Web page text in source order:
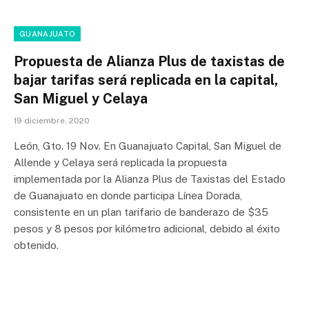
GUANAJUATO
Propuesta de Alianza Plus de taxistas de
bajar tarifas será replicada en la capital,
San Miguel y Celaya
19 diciembre, 2020
León, Gto. 19 Nov. En Guanajuato Capital, San Miguel de
Allende y Celaya será replicada la propuesta
implementada por la Alianza Plus de Taxistas del Estado
de Guanajuato en donde participa Línea Dorada,
consistente en un plan tarifario de banderazo de $35
pesos y 8 pesos por kilómetro adicional, debido al éxito
obtenido.